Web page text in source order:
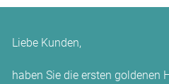
Liebe Kunden,
haben Sie die ersten goldenen